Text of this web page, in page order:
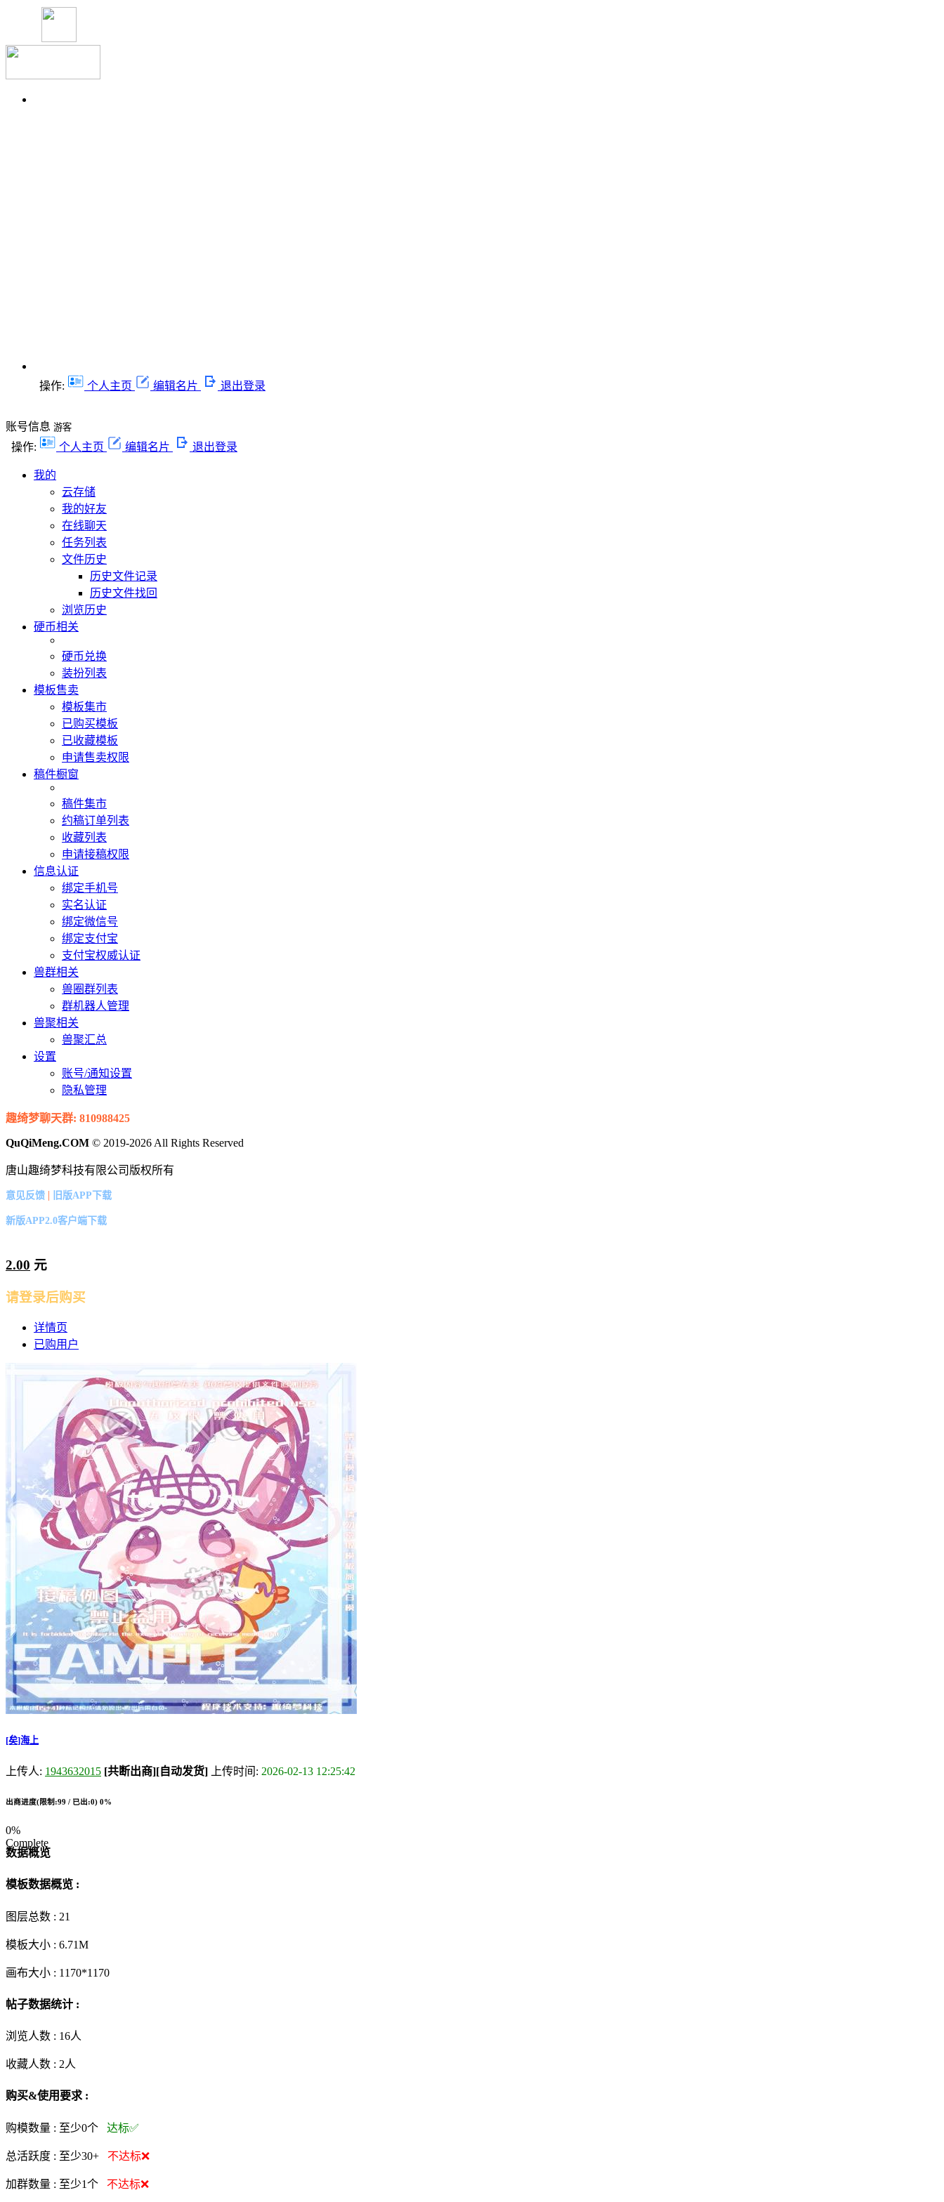
操作: 个人主页 编辑名片 退出登录
账号信息 游客
操作: 个人主页 编辑名片 退出登录
我的
云存储
我的好友
在线聊天
任务列表
文件历史
历史文件记录
历史文件找回
浏览历史
硬币相关
硬币兑换
装扮列表
模板售卖
模板集市
已购买模板
已收藏模板
申请售卖权限
稿件橱窗
稿件集市
约稿订单列表
收藏列表
申请接稿权限
信息认证
绑定手机号
实名认证
绑定微信号
绑定支付宝
支付宝权威认证
兽群相关
兽圈群列表
群机器人管理
兽聚相关
兽聚汇总
设置
账号/通知设置
隐私管理
趣绮梦聊天群: 810988425
QuQiMeng.COM © 2019-2026 All Rights Reserved
唐山趣绮梦科技有限公司版权所有
意见反馈 | 旧版APP下载
新版APP2.0客户端下载
2.00 元
请登录后购买
详情页
已购用户
[矣]海上
上传人: 1943632015 [共断出商][自动发货] 上传时间: 2026-02-13 12:25:42
出商进度(限制:99 / 已出:0) 0%
0%
Complete
数据概览
模板数据概览 :
图层总数 : 21
模板大小 : 6.71M
画布大小 : 1170*1170
帖子数据统计 :
浏览人数 : 16人
收藏人数 : 2人
购买&使用要求 :
购模数量 : 至少0个 达标✅
总活跃度 : 至少30+ 不达标❌
加群数量 : 至少1个 不达标❌